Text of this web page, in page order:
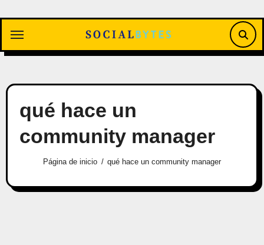
contenido
qué hace un
community manager
Página de inicio qué hace un community manager